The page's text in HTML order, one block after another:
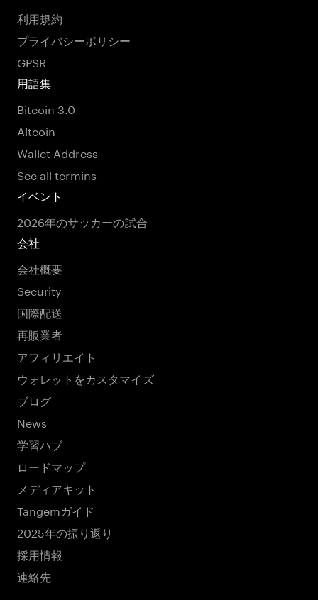
利用規約
プライバシーポリシー
GPSR
用語集
Bitcoin 3.0
Altcoin
Wallet Address
See all termins
イベント
2026年のサッカーの試合
会社
会社概要
Security
国際配送
再販業者
アフィリエイト
ウォレットをカスタマイズ
ブログ
News
学習ハブ
ロードマップ
メディアキット
Tangemガイド
2025年の振り返り
採用情報
連絡先